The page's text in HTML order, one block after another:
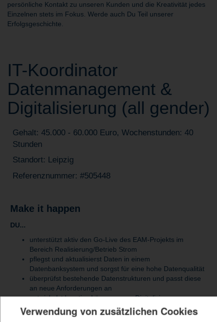
Verwendung von zusätzlichen Cookies
persönliche Kontakt zu unseren Kunden und die Kreativität jedes
Einzelnen stets im Fokus. Werde auch Du Teil unserer
Erfolgsgeschichte.
IT-Koordinator
Datenmanagement &
Digitalisierung (all gender)
Gehalt: 45.000 - 60.000 Euro, Wochenstunden: 40
Stunden
Standort: Leipzig
Referenznummer: #505448
Make it happen
DU...
unterstützt aktiv den Go-Live des EAM-Projekts im
Bereich Realisierung/Betrieb Strom
pflegst und aktualisierst Daten in einem
Datenbanksystem und sorgst für eine hohe Datenqualität
überprüfst bestehende Datenstrukturen und passt diese
an neue Anforderungen an
entwickelst kreative Lösungen zur Digitalisierung
bestehender Formulare und Prozesse
arbeitest an der Umsetzung moderner digitaler Formulare